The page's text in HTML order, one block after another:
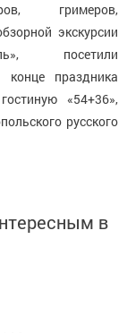
гримеров,
экскурсии
посетили
праздника
«54+36»,
русского
в